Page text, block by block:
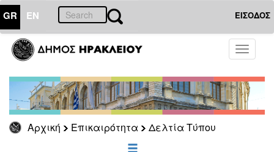
GR EN ΕΙΣΟΔΟΣ
Toggle
Αρχική Επικαιρότητα Δελτία Τύπου
ΕΠΙΚΑΙΡΟΤΗΤΑ
Τύπου
Αρχείο